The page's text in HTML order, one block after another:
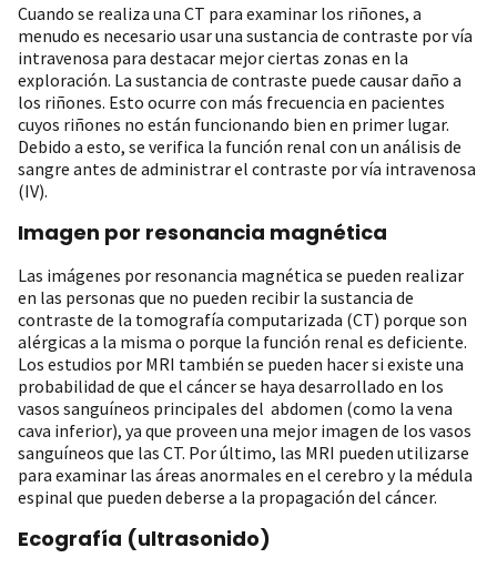
Cuando se realiza una CT para examinar los riñones, a
menudo es necesario usar una sustancia de contraste por vía
intravenosa para destacar mejor ciertas zonas en la
exploración. La sustancia de contraste puede causar daño a
los riñones. Esto ocurre con más frecuencia en pacientes
cuyos riñones no están funcionando bien en primer lugar.
Debido a esto, se verifica la función renal con un análisis de
sangre antes de administrar el contraste por vía intravenosa
(IV).
Imagen por resonancia magnética
Las imágenes por resonancia magnética se pueden realizar
en las personas que no pueden recibir la sustancia de
contraste de la tomografía computarizada (CT) porque son
alérgicas a la misma o porque la función renal es deficiente.
Los estudios por MRI también se pueden hacer si existe una
probabilidad de que el cáncer se haya desarrollado en los
vasos sanguíneos principales del abdomen (como la vena
cava inferior), ya que proveen una mejor imagen de los vasos
sanguíneos que las CT. Por último, las MRI pueden utilizarse
para examinar las áreas anormales en el cerebro y la médula
espinal que pueden deberse a la propagación del cáncer.
Ecografía (ultrasonido)